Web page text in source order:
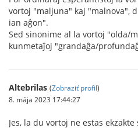
vortoj "maljuna" kaj "malnova",
ian aĝon".
Sed sinonime al la vortoj "olda/
kunmetaĵoj "grandaĝa/
Altebrilas (Zobraziť profil)
8. mája 2023 17:44:27
Jes, la du vortoj ne estas